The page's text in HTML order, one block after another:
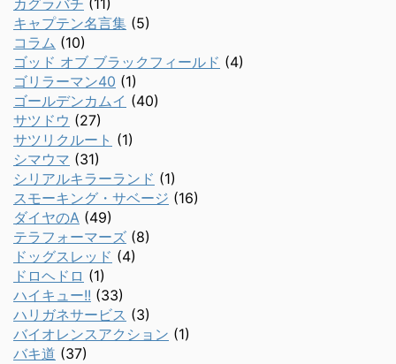
カグラバチ (11)
キャプテン名言集 (5)
コラム (10)
ゴッド オブ ブラックフィールド (4)
ゴリラーマン40 (1)
ゴールデンカムイ (40)
サツドウ (27)
サツリクルート (1)
シマウマ (31)
シリアルキラーランド (1)
スモーキング・サベージ (16)
ダイヤのA (49)
テラフォーマーズ (8)
ドッグスレッド (4)
ドロヘドロ (1)
ハイキュー!! (33)
ハリガネサービス (3)
バイオレンスアクション (1)
バキ道 (37)